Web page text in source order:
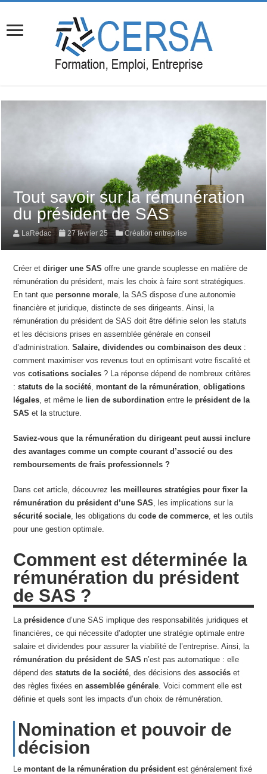
Tout savoir sur la rémunération
du président de SAS
LaRedac 27 février 25 Création entreprise
Créer etdiriger une SAS offre une grande souplesse en matière de
rémunération du président, mais les choix à faire sont stratégiques.
En tant quepersonne morale, la SAS dispose d’une autonomie
financière et juridique, distincte de ses dirigeants. Ainsi, la
rémunération du président de SAS doit être définie selon les statuts
et les décisions prises en assemblée générale en conseil
d’administration.Salaire, dividendes ou combinaison des deux :
comment maximiser vos revenus tout en optimisant votre fiscalité et
voscotisations sociales ? La réponse dépend de nombreux critères
:statuts de la société,montant de la rémunération,obligations
légales, et même le lien de subordination entre leprésident de la
SAS et la structure.
Saviez-vous que la rémunération du dirigeant peut aussi inclure
des avantages comme un compte courant d’associé ou des
remboursements de frais professionnels ?
Dans cet article, découvrez les meilleures stratégies pour fixer la
rémunération du président d’une SAS, les implications sur la
sécurité sociale, les obligations ducode de commerce, et les outils
pour une gestion optimale.
Comment est déterminée la
rémunération du président
de SAS ?
Laprésidence d’une SAS implique des responsabilités juridiques et
financières, ce qui nécessite d’adopter une stratégie optimale entre
salaire et dividendes pour assurer la viabilité de l’entreprise. Ainsi, la
rémunération du président de SAS n’est pas automatique : elle
dépend desstatuts de la société, des décisions desassociés et
des règles fixées enassemblée générale. Voici comment elle est
définie et quels sont les impacts d’un choix de rémunération.
Nomination et pouvoir de
décision
Lemontant de la rémunération du présidentest généralement fixé